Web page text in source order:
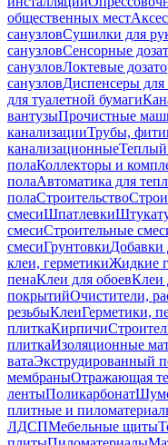
общественных мест
санузловСушилки для
санузловСенсорные
санузловЛоктевые
санузловДиспенсеры
для туалетной бумаги
вантузыПрочистные
канализацииТрубы,
канализационныеТеплый
полаКоллекторы и
полаАвтоматика для
полаСтроительство
смесиШпатлевки
смесиСтроительные
смесиГрунтовкиДобавки
клеи, герметикиЖидкие
пенаКлеи для обоевКлеи
покрытийОчистители,
резьбыКлеиГерметики,
плиткаКирпичи
плиткаИзоляционные
ватаЭкструдированный
мембраныОтражающая
лентыПоликарбонат
плитные и
ЛДСПМебельные щиты